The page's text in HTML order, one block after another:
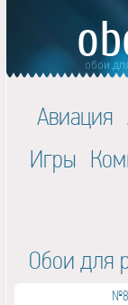
Авиация
Игры
Обои для